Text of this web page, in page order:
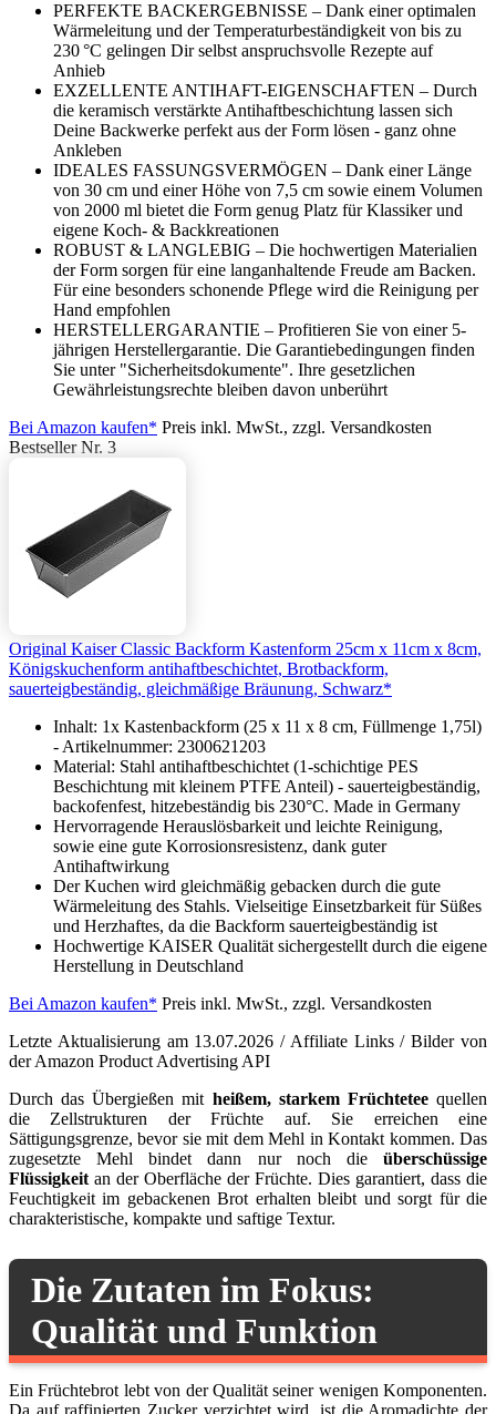
PERFEKTE BACKERGEBNISSE – Dank einer optimalen
Wärmeleitung und der Temperaturbeständigkeit von bis zu
230 °C gelingen Dir selbst anspruchsvolle Rezepte auf
Anhieb
EXZELLENTE ANTIHAFT-EIGENSCHAFTEN – Durch
die keramisch verstärkte Antihaftbeschichtung lassen sich
Deine Backwerke perfekt aus der Form lösen - ganz ohne
Ankleben
IDEALES FASSUNGSVERMÖGEN – Dank einer Länge
von 30 cm und einer Höhe von 7,5 cm sowie einem Volumen
von 2000 ml bietet die Form genug Platz für Klassiker und
eigene Koch- & Backkreationen
ROBUST & LANGLEBIG – Die hochwertigen Materialien
der Form sorgen für eine langanhaltende Freude am Backen.
Für eine besonders schonende Pflege wird die Reinigung per
Hand empfohlen
HERSTELLERGARANTIE – Profitieren Sie von einer 5-
jährigen Herstellergarantie. Die Garantiebedingungen finden
Sie unter "Sicherheitsdokumente". Ihre gesetzlichen
Gewährleistungsrechte bleiben davon unberührt
Bei Amazon kaufen* Preis inkl. MwSt., zzgl. Versandkosten
Bestseller Nr. 3
Original Kaiser Classic Backform Kastenform 25cm x 11cm x 8cm,
Königskuchenform antihaftbeschichtet, Brotbackform,
sauerteigbeständig, gleichmäßige Bräunung, Schwarz*
Inhalt: 1x Kastenbackform (25 x 11 x 8 cm, Füllmenge 1,75l)
- Artikelnummer: 2300621203
Material: Stahl antihaftbeschichtet (1-schichtige PES
Beschichtung mit kleinem PTFE Anteil) - sauerteigbeständig,
backofenfest, hitzebeständig bis 230°C. Made in Germany
Hervorragende Herauslösbarkeit und leichte Reinigung,
sowie eine gute Korrosionsresistenz, dank guter
Antihaftwirkung
Der Kuchen wird gleichmäßig gebacken durch die gute
Wärmeleitung des Stahls. Vielseitige Einsetzbarkeit für Süßes
und Herzhaftes, da die Backform sauerteigbeständig ist
Hochwertige KAISER Qualität sichergestellt durch die eigene
Herstellung in Deutschland
Bei Amazon kaufen* Preis inkl. MwSt., zzgl. Versandkosten
Letzte Aktualisierung am 13.07.2026 / Affiliate Links / Bilder von
der Amazon Product Advertising API
Durch das Übergießen mit heißem, starkem Früchteteequellen
die Zellstrukturen der Früchte auf. Sie erreichen eine
Sättigungsgrenze, bevor sie mit dem Mehl in Kontakt kommen. Das
zugesetzte Mehl bindet dann nur noch die überschüssige
Flüssigkeit an der Oberfläche der Früchte. Dies garantiert, dass die
Feuchtigkeit im gebackenen Brot erhalten bleibt und sorgt für die
charakteristische, kompakte und saftige Textur.
Die Zutaten im Fokus:
Qualität und Funktion
Ein Früchtebrot lebt von der Qualität seiner wenigen Komponenten.
Da auf raffinierten Zucker verzichtet wird, ist die Aromadichte der